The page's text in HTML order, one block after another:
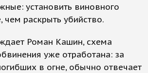
установить виновного
чем раскрыть убийство.
Роман Кашин, схема
уже отработана: за
в огне, обычно отвечает